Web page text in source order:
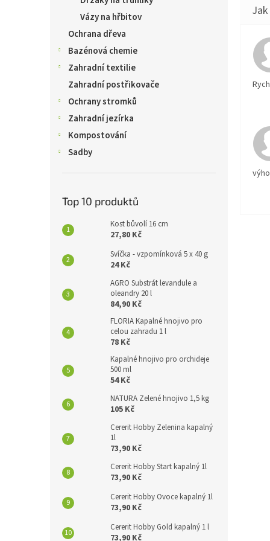
Vázy na hřbitov
Ochrana dřeva
Bazénová chemie
Zahradní textilie
Zahradní postřikovače
Ochrany stromků
Zahradní jezírka
Kompostování
Sadby
Top 10 produktů
Kost bůvolí 16 cm
27,80 Kč
Svíčka - vzpomínková 5 x 40 g
24 Kč
AGRO Substrát levandule a
oleandry 20 l
84,90 Kč
FLORIA Kapalné hnojivo pro
celou zahradu 1 l
78 Kč
Kapalné hnojivo pro orchideje
500 ml
54 Kč
NATURA Zelené hnojivo 1,5 kg
105 Kč
Cererit Hobby Zelenina kapalný
1l
73,90 Kč
Cererit Hobby Start kapalný 1l
73,90 Kč
Cererit Hobby Ovoce kapalný 1l
73,90 Kč
Cererit Hobby Gold kapalný 1 l
73,90 Kč